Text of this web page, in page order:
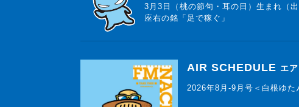
3月3日（桃の節句・耳の日）生まれ（出
座右の銘「足で稼ぐ」
AIR SCHEDULE エ
2026年8月-9月号＜白根ゆた